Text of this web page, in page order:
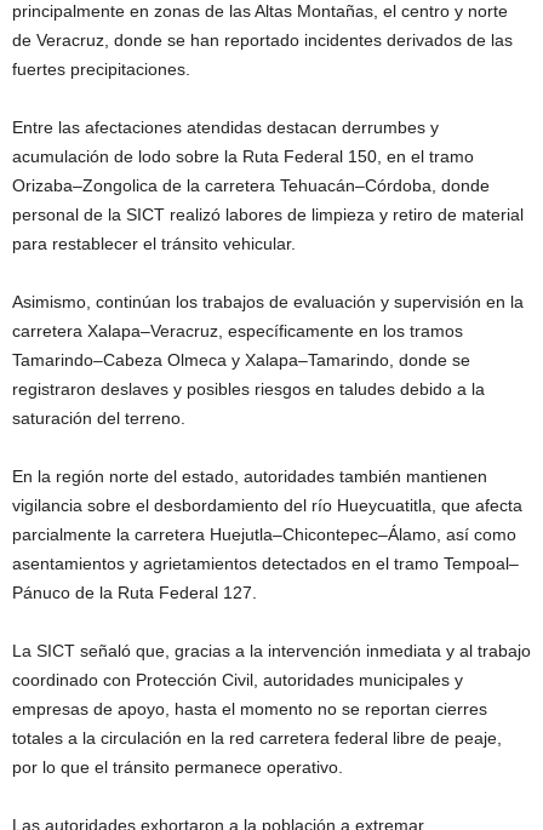
principalmente en zonas de las Altas Montañas, el centro y norte
de Veracruz, donde se han reportado incidentes derivados de las
fuertes precipitaciones.
Entre las afectaciones atendidas destacan derrumbes y
acumulación de lodo sobre la Ruta Federal 150, en el tramo
Orizaba–Zongolica de la carretera Tehuacán–Córdoba, donde
personal de la SICT realizó labores de limpieza y retiro de material
para restablecer el tránsito vehicular.
Asimismo, continúan los trabajos de evaluación y supervisión en la
carretera Xalapa–Veracruz, específicamente en los tramos
Tamarindo–Cabeza Olmeca y Xalapa–Tamarindo, donde se
registraron deslaves y posibles riesgos en taludes debido a la
saturación del terreno.
En la región norte del estado, autoridades también mantienen
vigilancia sobre el desbordamiento del río Hueycuatitla, que afecta
parcialmente la carretera Huejutla–Chicontepec–Álamo, así como
asentamientos y agrietamientos detectados en el tramo Tempoal–
Pánuco de la Ruta Federal 127.
La SICT señaló que, gracias a la intervención inmediata y al trabajo
coordinado con Protección Civil, autoridades municipales y
empresas de apoyo, hasta el momento no se reportan cierres
totales a la circulación en la red carretera federal libre de peaje,
por lo que el tránsito permanece operativo.
Las autoridades exhortaron a la población a extremar